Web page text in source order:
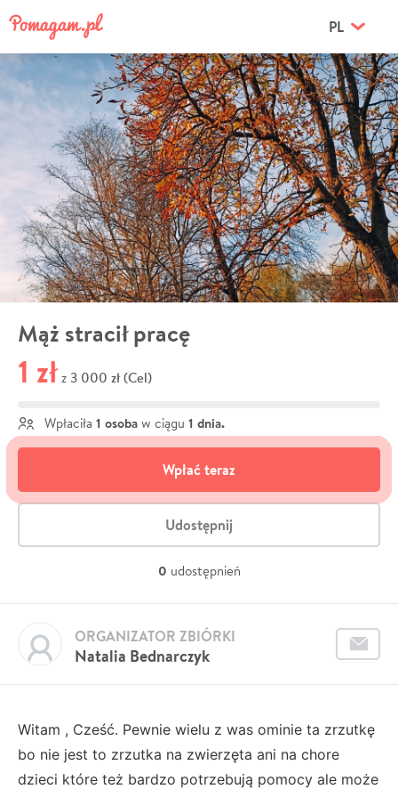
PL
Mąż stracił pracę
1 zł z 3 000 zł (Cel)
Wpłaciła 1 osoba w ciągu 1 dnia.
Wpłać teraz
Udostępnij
0 udostępnień
Natalia Bednarczyk
ORGANIZATOR ZBIÓRKI
Witam , Cześć. Pewnie wielu z was ominie ta zrzutkę
bo nie jest to zrzutka na zwierzęta ani na chore
dzieci które też bardzo potrzebują pomocy ale może